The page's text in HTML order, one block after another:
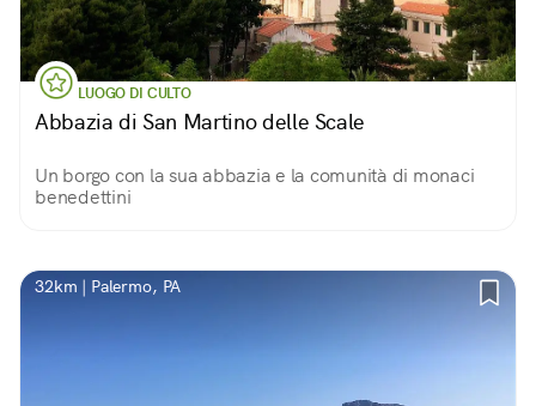
LUOGO DI CULTO
Abbazia di San Martino delle Scale
Un borgo con la sua abbazia e la comunità di monaci
benedettini
32km | Palermo, PA